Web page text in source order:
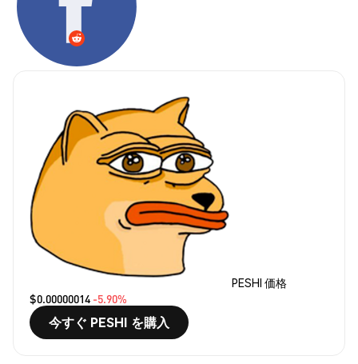
PESHI 価格
$0.00000014 -5.90%
今すぐ PESHI を購入